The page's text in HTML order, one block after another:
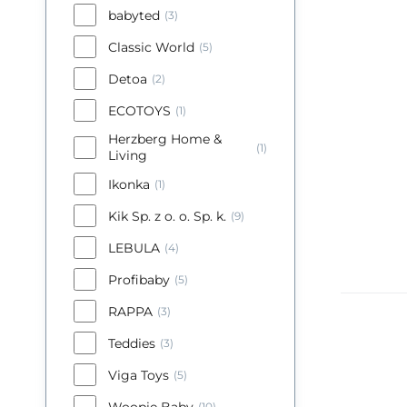
babyted (3)
Classic World (5)
Detoa (2)
ECOTOYS (1)
Herzberg Home &
Living
(1)
Ikonka (1)
Kik Sp. z o. o. Sp. k. (9)
LEBULA (4)
Profibaby (5)
RAPPA (3)
Teddies (3)
Viga Toys (5)